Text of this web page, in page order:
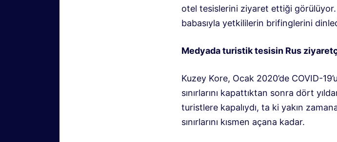
otel tesislerini ziyaret ettiği görülüyor.
babasıyla yetkililerin brifinglerini
Medyada turistik tesisin Rus
Kuzey Kore, Ocak 2020’de COVID-
sınırlarını kapattıktan sonra dört
turistlere kapalıydı, ta ki yakın
sınırlarını kısmen açana kadar.